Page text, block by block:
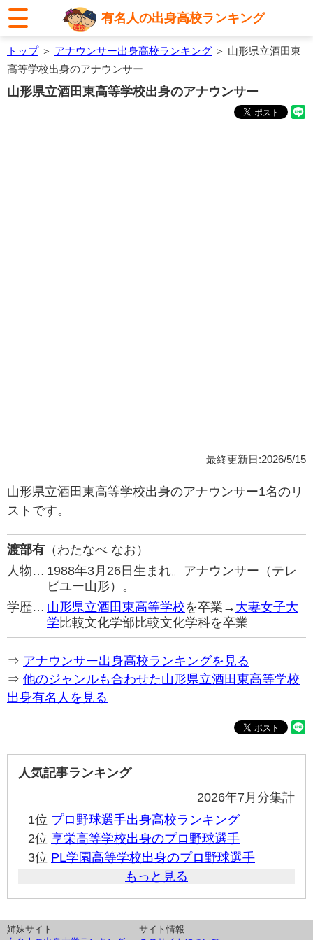
有名人の出身高校ランキング
トップ＞ アナウンサー出身高校ランキング ＞ 山形県立酒田東
高等学校出身のアナウンサー
山形県立酒田東高等学校出身のアナウンサー
最終更新日:2026/5/15
山形県立酒田東高等学校出身のアナウンサー1名のリ
ストです。
渡部有 （わたなべ なお）
人物… 1988年3月26日生まれ。アナウンサー（テレ
ビユー山形）。
学歴… 山形県立酒田東高等学校を卒業→ 大妻女子大
学 比較文化学部比較文化学科を卒業
⇒ アナウンサー出身高校ランキングを見る
⇒ 他のジャンルも合わせた山形県立酒田東高等学校
出身有名人を見る
人気記事ランキング
2026年7月分集計
1位 プロ野球選手出身高校ランキング
2位 享栄高等学校出身のプロ野球選手
3位 PL学園高等学校出身のプロ野球選手
もっと見る
姉妹サイト
サイト情報